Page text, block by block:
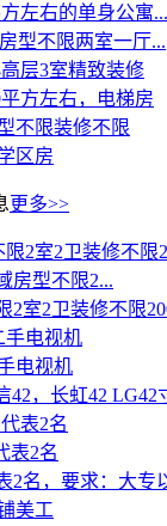
左右的单身公寓...
型不限两室一厅...
层3室精致装修
方左右，电梯房
不限装修不限
区房
更多>>
房型不限2...
2室2卫装修不限
电视机
42，长虹42 LG42
表2名
2名，要求：大专